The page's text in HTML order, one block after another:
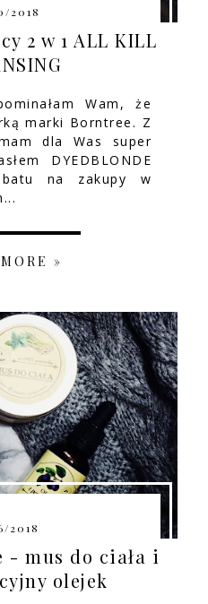
2018
2 w 1 ALL KILL
Wam, że
marki Borntree. Z
dla Was super
DYEDBLONDE
na zakupy w
»
2018
- mus do ciała i
olejek